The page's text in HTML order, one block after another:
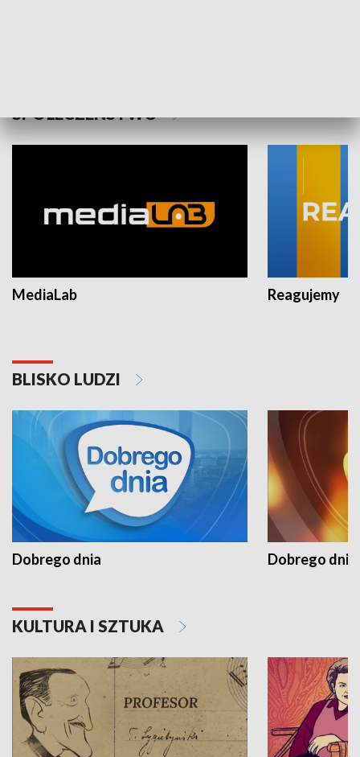
SPOŁECZEŃSTWO
MediaLab Reagujemy
BLISKO LUDZI
Dobrego dnia Dobrego dnia
KULTURA I SZTUKA